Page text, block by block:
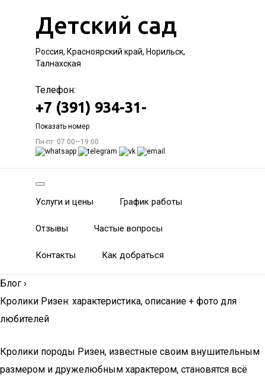
Детский сад
Россия, Красноярский край, Норильск,
Талнахская
Телефон:
+7 (391) 934-31-
Показать номер
Пн-пт: 07:00—19:00
Услуги и цены График работы
Отзывы Частые вопросы
Контакты Как добраться
Блог ›
Кролики Ризен: характеристика, описание + фото для
любителей
Кролики породы Ризен, известные своим внушительным
размером и дружелюбным характером, становятся всё